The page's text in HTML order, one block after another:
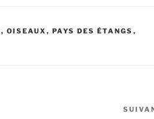
, OISEAUX , PAYS DES ÉTANGS ,